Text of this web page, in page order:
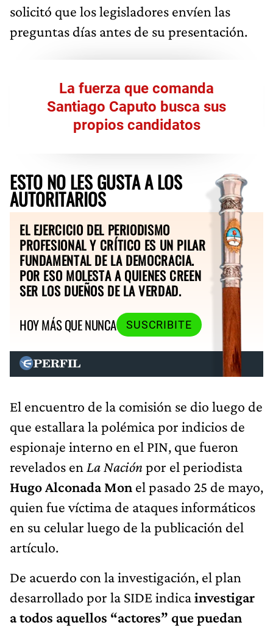
solicitó que los legisladores envíen las
preguntas días antes de su presentación.
La fuerza que comanda
Santiago Caputo busca sus
propios candidatos
ESTO NO LES GUSTA A LOS
AUTORITARIOS
EL EJERCICIO DEL PERIODISMO
PROFESIONAL Y CRÍTICO ES UN PILAR
FUNDAMENTAL DE LA DEMOCRACIA.
POR ESO MOLESTA A QUIENES CREEN
SER LOS DUEÑOS DE LA VERDAD.
HOY MÁS QUE NUNCA
SUSCRIBITE
El encuentro de la comisión se dio luego de
que estallara la polémica por indicios de
espionaje interno en el PIN, que fueron
revelados en La Naciónpor el periodista
Hugo Alconada Mon el pasado 25 de mayo,
quien fue víctima de ataques informáticos
en su celular luego de la publicación del
artículo.
De acuerdo con la investigación, el plan
desarrollado por la SIDE indicainvestigar
a todos aquellos “actores” que puedan